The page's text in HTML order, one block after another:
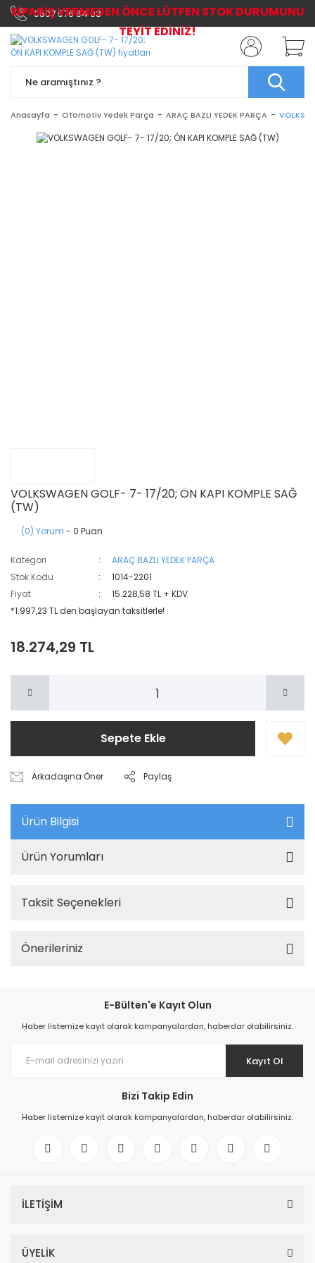
0507 576 64 03
Anasayfa Otomotiv Yedek Parça ARAÇ BAZLI YEDEK PARÇA
VOLKSWAGEN GOLF- 7- 17/20; ÖN KAPI KOMPLE SAĞ
(TW)
(0) Yorum - 0 Puan
Kategori
ARAÇ BAZLI YEDEK PARÇA
Stok Kodu
1014-2201
Fiyat
15.228,58 TL + KDV
*1.997,23 TL den başlayan taksitlerle!
18.274,29 TL
Sepete Ekle
Arkadaşına Öner Paylaş
Ürün Bilgisi
Ürün Yorumları
Taksit Seçenekleri
Önerileriniz
E-Bülten'e Kayıt Olun
Haber listemize kayıt olarak kampanyalardan, haberdar olabilirsiniz.
Kayıt Ol
Bizi Takip Edin
Haber listemize kayıt olarak kampanyalardan, haberdar olabilirsiniz.
İLETİŞİM
ÜYELİK
SİPARİŞ VERMEDEN ÖNCE LÜTFEN STOK DURUMUNU
TEYİT EDİNİZ!